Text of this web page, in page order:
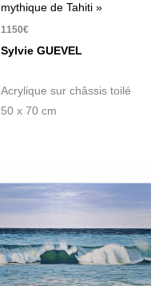
mythique de Tahiti »
1150€
Sylvie GUEVEL
Acrylique sur châssis toilé
50 x 70 cm